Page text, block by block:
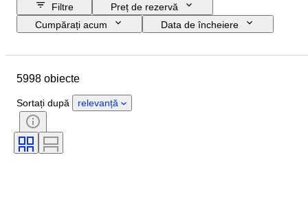
Filtre
Preț de rezervă
Cumpărați acum
Data de încheiere
Țara de Proveniență
Stare
Piatră
Certificare
Semnătură
Culoare exactă
5998 obiecte
Sortați după relevanță